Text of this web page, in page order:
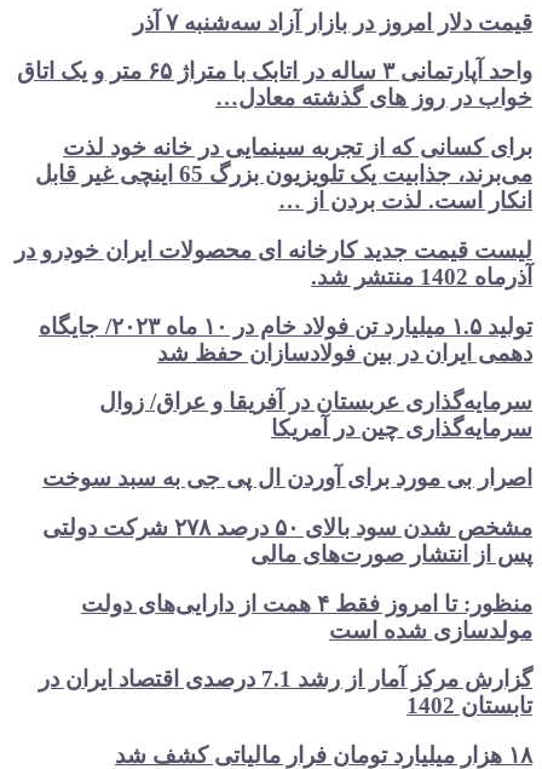
قیمت دلار امروز در بازار آزاد سه‌شنبه ۷ آذر
واحد آپارتمانی ۳ ساله در اتابک با متراژ ۶۵ متر و یک اتاق
خواب در روز های گذشته معادل…
برای کسانی که از تجربه سینمایی در خانه خود لذت
می‌برند، جذابیت یک تلویزیون بزرگ 65 اینچی غیر قابل
انکار است. لذت بردن از …
لیست قیمت جدید کارخانه ای محصولات ایران خودرو در
آذرماه 1402 منتشر شد.
تولید ۱.۵ میلیارد تن فولاد خام در ۱۰ ماه ۲۰۲۳/ جایگاه
دهمی ایران در بین فولادسازان حفظ شد
سرمایه‌گذاری عربستان در آفریقا و عراق/ زوال
سرمایه‌گذاری چین در آمریکا
اصرار بی مورد برای آوردن ال پی جی به سبد سوخت
مشخص شدن سود بالای ۵۰ درصد ۲۷۸ شرکت دولتی
پس از انتشار صورت‌های مالی
منظور: تا امروز فقط ۴ همت از دارایی‌های دولت
مولدسازی شده است
گزارش مرکز آمار از رشد 7.1 درصدی اقتصاد ایران در
تابستان 1402
۱۸ هزار میلیارد تومان فرار مالیاتی کشف شد